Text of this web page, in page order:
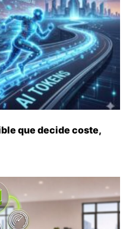
que decide coste,